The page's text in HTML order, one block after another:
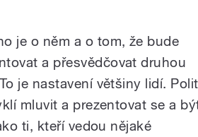
je o něm a o tom, že bude
a přesvědčovat druhou
je nastavení většiny lidí.
mluvit a prezentovat se a
ti, kteří vedou nějaké